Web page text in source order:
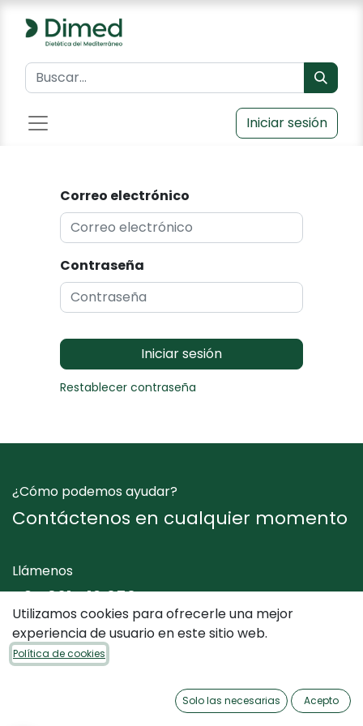
Iniciar sesión
Correo electrónico
Contraseña
Iniciar sesión
Restablecer contraseña
¿Cómo podemos ayudar?
Contáctenos en cualquier momento
Llámenos
+34 961 412 050
Envíenos un mensaje
Utilizamos cookies para ofrecerle una mejor
experiencia de usuario en este sitio web.
Política de cookies
Solo las necesarias Acepto